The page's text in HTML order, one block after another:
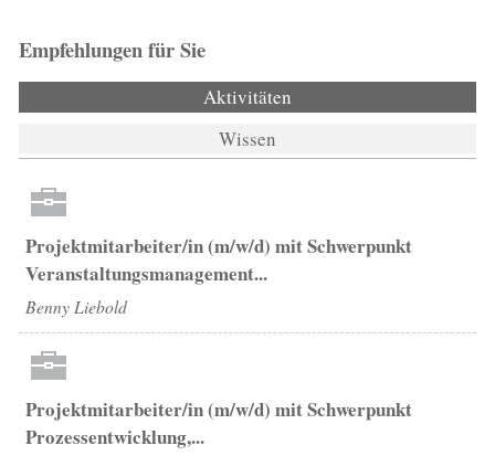
Empfehlungen für Sie
Aktivitäten
Wissen
Projektmitarbeiter/in (m/w/d) mit Schwerpunkt
Veranstaltungsmanagement...
Benny Liebold
Projektmitarbeiter/in (m/w/d) mit Schwerpunkt
Prozessentwicklung,...